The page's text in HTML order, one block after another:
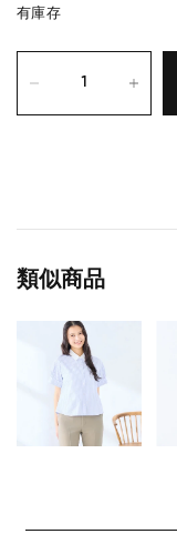
有庫存
類似商品